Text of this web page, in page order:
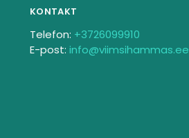
KONTAKT
Telefon: +3726099910
E-post: info@viimsihammas.ee